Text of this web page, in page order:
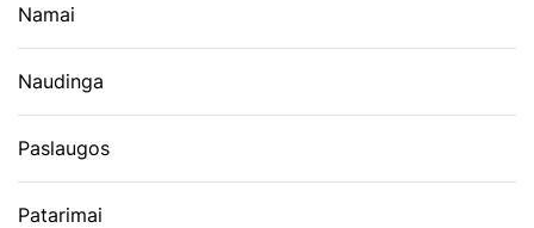
Namai
Naudinga
Paslaugos
Patarimai